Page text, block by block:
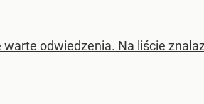
odwiedzenia. Na liście